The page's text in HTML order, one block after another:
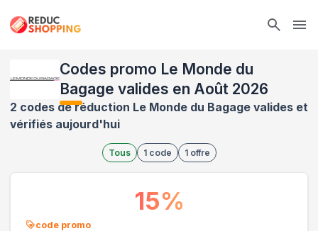
Codes promo Le Monde du
Bagage valides en Août 2026
2 codes de réduction Le Monde du Bagage valides et
vérifiés aujourd'hui
Tous 1 code 1 offre
code promo
15%